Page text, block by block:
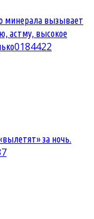
минерала вызывает
астму, высокое
0184422
за ночь.